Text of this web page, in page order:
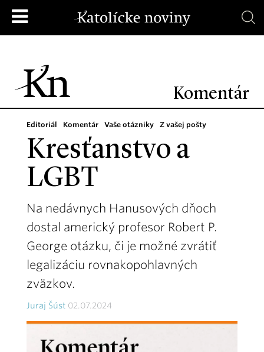
Komentár
Editoriál Komentár Vaše otázniky Z vašej pošty
Kresťanstvo a
LGBT
Na nedávnych Hanusových dňoch
dostal americký profesor Robert P.
George otázku, či je možné zvrátiť
legalizáciu rovnakopohlavných
zväzkov.
Juraj Šúst 02.07.2024